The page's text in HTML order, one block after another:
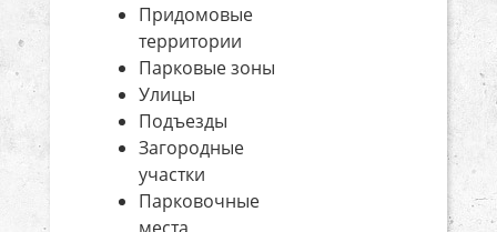
Придомовые
территории
Парковые зоны
Улицы
Подъезды
Загородные
участки
Парковочные